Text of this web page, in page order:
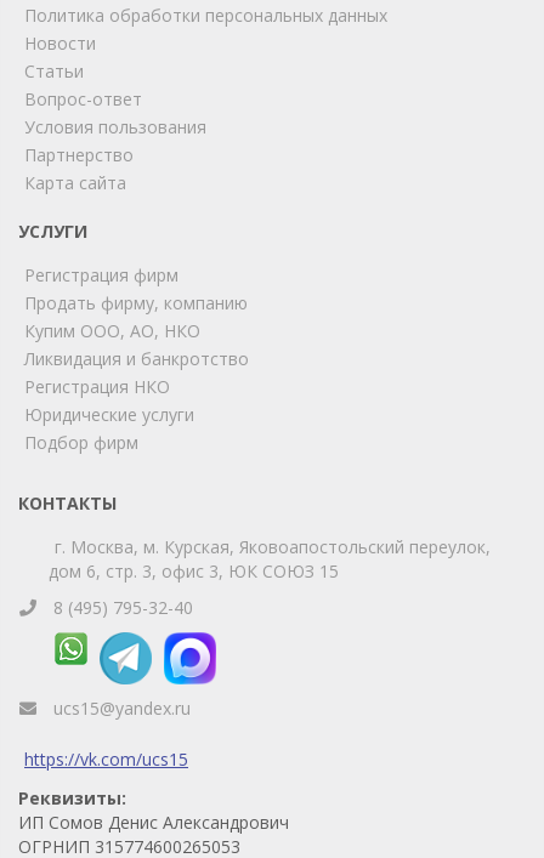
Политика обработки персональных данных
Новости
Статьи
Вопрос-ответ
Условия пользования
Партнерство
Карта сайта
УСЛУГИ
Регистрация фирм
Продать фирму, компанию
Купим ООО, АО, НКО
Ликвидация и банкротство
Регистрация НКО
Юридические услуги
Подбор фирм
КОНТАКТЫ
г. Москва, м. Курская, Яковоапостольский переулок,
дом 6, стр. 3, офис 3, ЮК СОЮЗ 15
8 (495) 795-32-40
ucs15@yandex.ru
https://vk.com/ucs15
Реквизиты:
ИП Сомов Денис Александрович
ОГРНИП 315774600265053